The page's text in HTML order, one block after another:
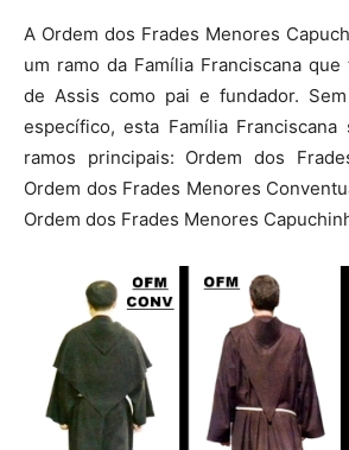
A Ordem dos Frades Menores
um ramo da Família Franciscana
de Assis como pai e fundador.
específico, esta Família
ramos principais: Ordem dos
Ordem dos Frades Menores
Ordem dos Frades Menores